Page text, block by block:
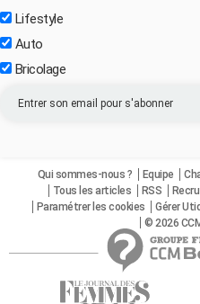
Lifestyle
Auto
Bricolage
Qui sommes-nous ? Equipe
Tous les articles
RSS
Paramétrer les cookies
Gérer
© 2026